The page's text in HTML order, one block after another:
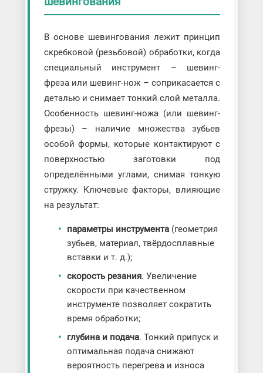
В основе шевингования лежит принцип
скребковой (резьбовой) обработки, когда
специальный инструмент – шевинг-
фреза или шевинг-нож – соприкасается с
деталью и снимает тонкий слой металла.
Особенность шевинг-ножа (или шевинг-
фрезы) – наличие множества зубьев
особой формы, которые контактируют с
поверхностью заготовки под
определёнными углами, снимая тонкую
стружку. Ключевые факторы, влияющие
на результат:
параметры инструмента(геометрия
зубьев, материал, твёрдосплавные
вставки и т. д.);
скорость резания. Увеличение
скорости при качественном
инструменте позволяет сократить
время обработки;
глубина и подача. Тонкий припуск и
оптимальная подача снижают
вероятность перегрева и износа